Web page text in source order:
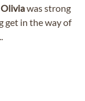
Oliviawas strong
get in the way of